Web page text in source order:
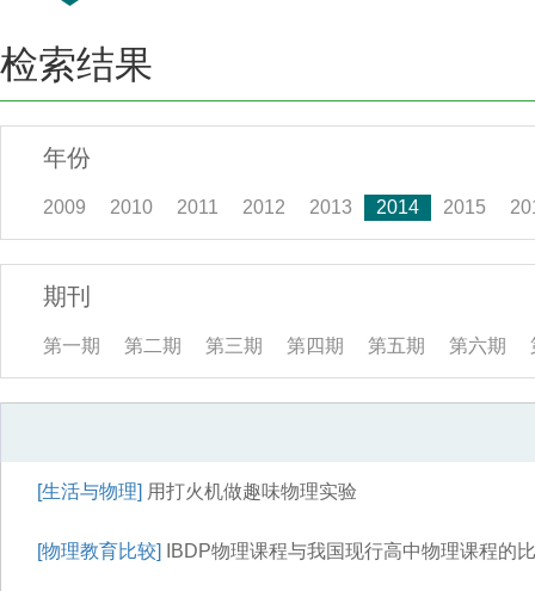
检索结果
年份
2009 2010 2011 2012 2013 2014 2015
期刊
第一期 第二期 第三期 第四期 第五期 第六期
[生活与物理] 用打火机做趣味物理实验
[物理教育比较] IBDP物理课程与我国现行高中物理课程的